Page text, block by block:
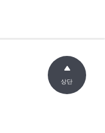
상단